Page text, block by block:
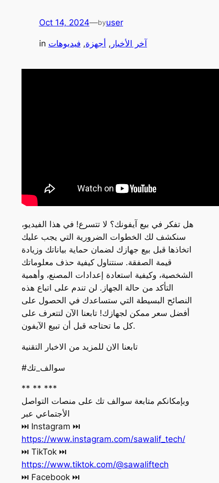
Oct 14, 2024—byuser
in آخر الأخبار , أجهزة, فيديوهات
هل تفكر في بيع آيفونك؟ لا تتسرع! في هذا الفيديو،
سنكشف لك الخطوات الضرورية التي يجب عليك
اتخاذها قبل بيع جهازك لضمان حماية بياناتك وزيادة
قيمة الصفقة. سنتناول كيفية حذف معلوماتك
الشخصية، وكيفية استعادة إعدادات المصنع، وأهمية
التأكد من حالة الجهاز. لن تندم على اتباع هذه
النصائح البسيطة التي ستساعدك في الحصول على
أفضل سعر ممكن لجهازك! تابعنا الآن لتتعرف على
كل ما تحتاجه قبل أن تبيع الآيفون.
تابعنا الان للمزيد من الاخبار التقنية
#سوالف_تك
** ** ***
وبإمكانكم متابعة سوالف تك على منصات التواصل
الأجتماعي عبر
‏⏭ Instagram ⏭
https://www.instagram.com/sawalif_tech/
‏⏭ TikTok ⏭
https://www.tiktok.com/@sawaliftech
‏⏭ Facebook ⏭